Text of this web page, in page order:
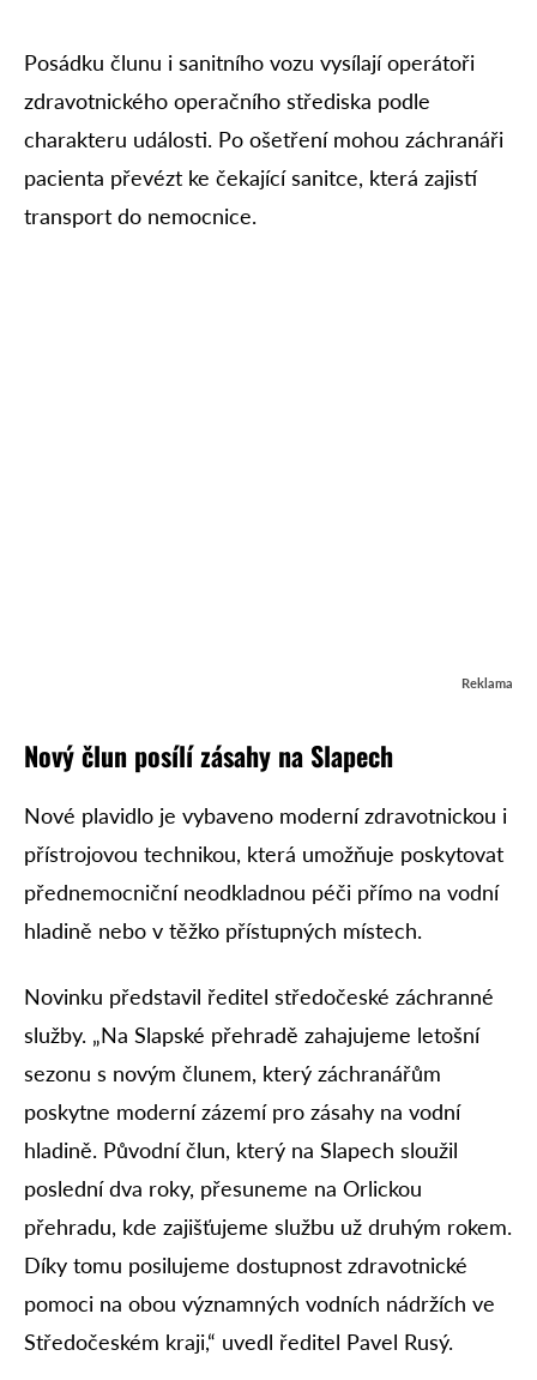
Posádku člunu i sanitního vozu vysílají operátoři
zdravotnického operačního střediska podle
charakteru události. Po ošetření mohou záchranáři
pacienta převézt ke čekající sanitce, která zajistí
transport do nemocnice.
Reklama
Nový člun posílí zásahy na Slapech
Nové plavidlo je vybaveno moderní zdravotnickou i
přístrojovou technikou, která umožňuje poskytovat
přednemocniční neodkladnou péči přímo na vodní
hladině nebo v těžko přístupných místech.
Novinku představil ředitel středočeské záchranné
služby. „Na Slapské přehradě zahajujeme letošní
sezonu s novým člunem, který záchranářům
poskytne moderní zázemí pro zásahy na vodní
hladině. Původní člun, který na Slapech sloužil
poslední dva roky, přesuneme na Orlickou
přehradu, kde zajišťujeme službu už druhým rokem.
Díky tomu posilujeme dostupnost zdravotnické
pomoci na obou významných vodních nádržích ve
Středočeském kraji,“ uvedl ředitel Pavel Rusý.